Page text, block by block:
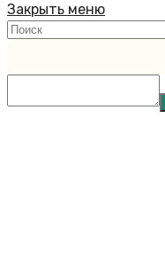
Закрыть меню